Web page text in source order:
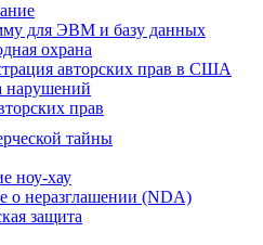
для ЭВМ и базу данных
охрана
авторских прав в США
нарушений
прав
тайны
ноу-хау
о неразглашении (NDA)
защита